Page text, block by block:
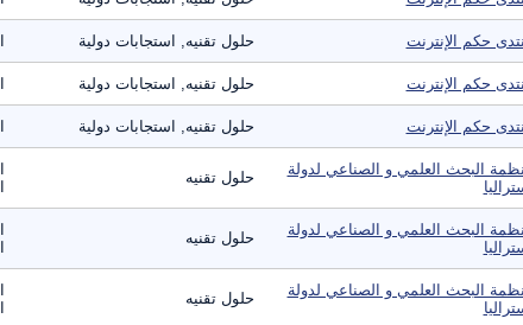
حكم الإنترنت حلول تقنيه, استجابات دولية
حكم الإنترنت حلول تقنيه, استجابات دولية
حكم الإنترنت حلول تقنيه, استجابات دولية
البحث العلمي و الصناعي لدولة
حلول تقنيه
البحث العلمي و الصناعي لدولة
حلول تقنيه
البحث العلمي و الصناعي لدولة
حلول تقنيه